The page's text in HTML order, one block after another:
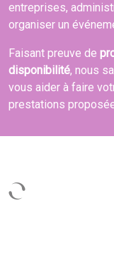
entreprises,
organiser un
Faisant preuve de
disponibilité, nous
vous aider à faire
prestations